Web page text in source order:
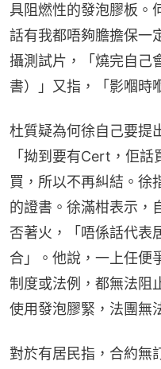
具阻燃性的發泡膠板。
話有我都唔夠膽擔保一
攝測試片，「燒完自己
書）」又指，「影嗰時
杜質疑為何徐自己要提
「拗到要有Cert，佢
買，所以不再糾結。徐
的證書。徐滿柑表示，
否著火，「唔係話代表
合」。他說，一上任便
制度或法例，都無法阻
使用發泡膠緊，法團無
對於有居民指，合約無